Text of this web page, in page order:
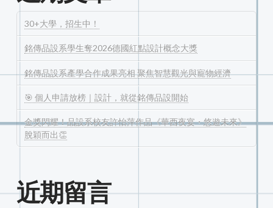
30+大學，招生中！
銘傳品設系學生奪2026德國紅點設計概念大獎
銘傳品設系產學合作成果亮相 聚焦智慧觀光與寵物經濟
🎯 個人申請放榜｜設計，就從銘傳品設開始
金獎閃耀！品設系校友許怡萍作品《華西夜宴・悠遊未來》
脫穎而出👏
近期留言